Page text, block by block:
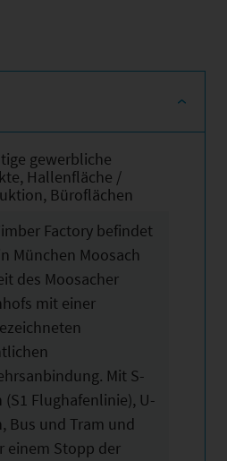
gewerbliche
Hallenfläche /
Büroflächen
Factory befindet
München Moosach
des Moosacher
mit einer
Mit S-
(S1 Flughafenlinie), U-
Bus und Tram und
einem Stopp der